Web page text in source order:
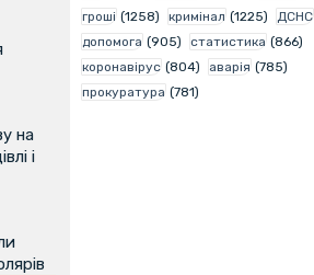
на
і
гроші (1258) кримінал (1225) ДСНС
допомога (905) статистика (866)
коронавірус (804) аварія (785)
прокуратура (781)